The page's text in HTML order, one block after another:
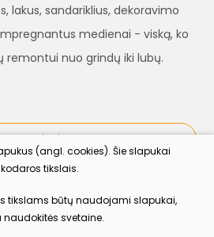
lakus, sandariklius, dekoravimo
medienai - viską, ko
remontui nuo grindų iki lubų.
procolor.lt
(angl. cookies). Šie slapukai
tikslais.
tikslams būtų naudojami slapukai,
naudokitės svetaine.